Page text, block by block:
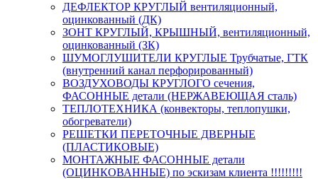
ДЕФЛЕКТОР КРУГЛЫЙ вентиляционный,
оцинкованный (ДК)
ЗОНТ КРУГЛЫЙ, КРЫШНЫЙ, вентиляционный,
оцинкованный (ЗК)
ШУМОГЛУШИТЕЛИ КРУГЛЫЕ Трубчатые, ГТК
(внутренний канал перфорированный)
ВОЗДУХОВОДЫ КРУГЛОГО сечения,
ФАСОННЫЕ детали (НЕРЖАВЕЮЩАЯ сталь)
ТЕПЛОТЕХНИКА (конвекторы, теплопушки,
обогреватели)
РЕШЕТКИ ПЕРЕТОЧНЫЕ ДВЕРНЫЕ
(ПЛАСТИКОВЫЕ)
МОНТАЖНЫЕ ФАСОННЫЕ детали
(ОЦИНКОВАННЫЕ) по эскизам клиента !!!!!!!!!